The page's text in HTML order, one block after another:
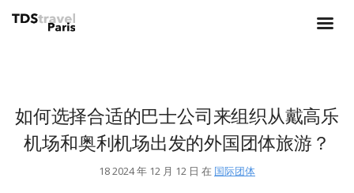
如何选择合适的巴士公司来组织从戴高乐
机场和奥利机场出发的外国团体旅游？
18 2024 年 12 月 12 日 在 国际团体